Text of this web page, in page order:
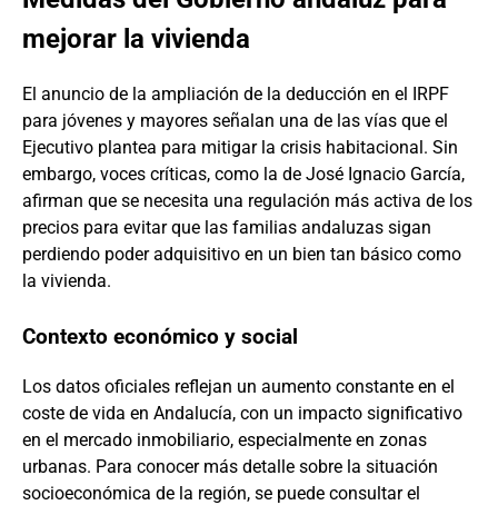
mejorar la vivienda
El anuncio de la ampliación de la deducción en el IRPF
para jóvenes y mayores señalan una de las vías que el
Ejecutivo plantea para mitigar la crisis habitacional. Sin
embargo, voces críticas, como la de José Ignacio García,
afirman que se necesita una regulación más activa de los
precios para evitar que las familias andaluzas sigan
perdiendo poder adquisitivo en un bien tan básico como
la vivienda.
Contexto económico y social
Los datos oficiales reflejan un aumento constante en el
coste de vida en Andalucía, con un impacto significativo
en el mercado inmobiliario, especialmente en zonas
urbanas. Para conocer más detalle sobre la situación
socioeconómica de la región, se puede consultar el